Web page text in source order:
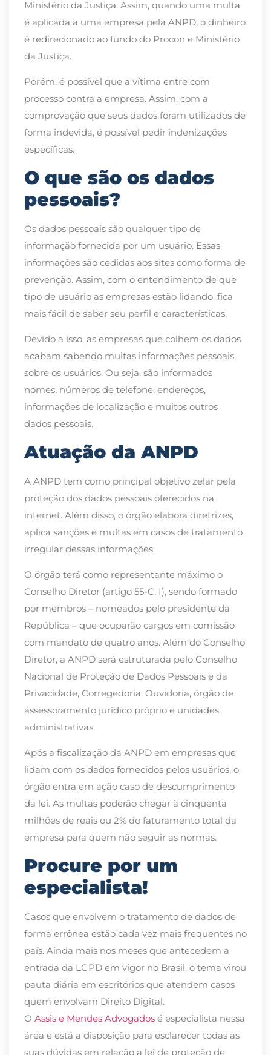
Ministério da Justiça. Assim, quando uma multa
é aplicada a uma empresa pela ANPD, o dinheiro
é redirecionado ao fundo do Procon e Ministério
da Justiça.
Porém, é possível que a vítima entre com
processo contra a empresa. Assim, com a
comprovação que seus dados foram utilizados de
forma indevida, é possível pedir indenizações
específicas.
O que são os dados
pessoais?
Os dados pessoais são qualquer tipo de
informação fornecida por um usuário. Essas
informações são cedidas aos sites como forma de
prevenção. Assim, com o entendimento de que
tipo de usuário as empresas estão lidando, fica
mais fácil de saber seu perfil e características.
Devido a isso, as empresas que colhem os dados
acabam sabendo muitas informações pessoais
sobre os usuários. Ou seja, são informados
nomes, números de telefone, endereços,
informações de localização e muitos outros
dados pessoais.
Atuação da ANPD
A ANPD tem como principal objetivo zelar pela
proteção dos dados pessoais oferecidos na
internet. Além disso, o órgão elabora diretrizes,
aplica sanções e multas em casos de tratamento
irregular dessas informações.
O órgão terá como representante máximo o
Conselho Diretor (artigo 55-C, I), sendo formado
por membros – nomeados pelo presidente da
República – que ocuparão cargos em comissão
com mandato de quatro anos. Além do Conselho
Diretor, a ANPD será estruturada pelo Conselho
Nacional de Proteção de Dados Pessoais e da
Privacidade, Corregedoria, Ouvidoria, órgão de
assessoramento jurídico próprio e unidades
administrativas.
Após a fiscalização da ANPD em empresas que
lidam com os dados fornecidos pelos usuários, o
órgão entra em ação caso de descumprimento
da lei. As multas poderão chegar à cinquenta
milhões de reais ou 2% do faturamento total da
empresa para quem não seguir as normas.
Procure por um
especialista!
Casos que envolvem o tratamento de dados de
forma errônea estão cada vez mais frequentes no
país. Ainda mais nos meses que antecedem a
entrada da LGPD em vigor no Brasil, o tema virou
pauta diária em escritórios que atendem casos
quem envolvam Direito Digital.
O Assis e Mendes Advogados é especialista nessa
área e está a disposição para esclarecer todas as
suas dúvidas em relação a lei de proteção de